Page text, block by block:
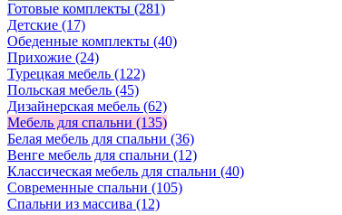
Готовые комплекты (281)
Детские (17)
Обеденные комплекты (40)
Прихожие (24)
Турецкая мебель (122)
Польская мебель (45)
Дизайнерская мебель (62)
Мебель для спальни (135)
Белая мебель для спальни (36)
Венге мебель для спальни (12)
Классическая мебель для спальни (40)
Современные спальни (105)
Спальни из массива (12)